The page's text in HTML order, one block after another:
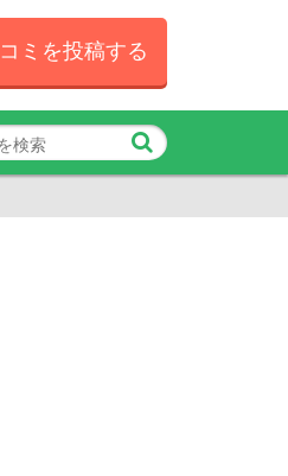
ミを投稿する